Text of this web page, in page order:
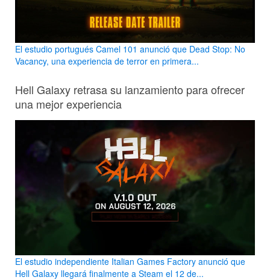
El estudio portugués Camel 101 anunció que Dead Stop: No
Vacancy, una experiencia de terror en primera...
Hell Galaxy retrasa su lanzamiento para ofrecer
una mejor experiencia
El estudio independiente Italian Games Factory anunció que
Hell Galaxy llegará finalmente a Steam el 12 de...